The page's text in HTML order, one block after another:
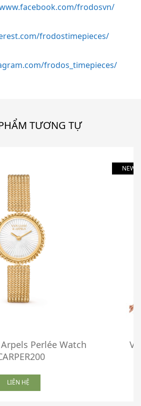
frodosvn/
frodostimepieces/
frodos_timepieces/
TƯƠNG TỰ
Perlée Watch
LIÊN HỆ
NEW